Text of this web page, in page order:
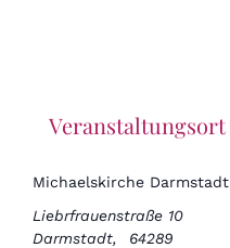
Veranstaltungsort
Michaelskirche Darmstadt
Liebrfrauenstraße 10
Darmstadt,
64289